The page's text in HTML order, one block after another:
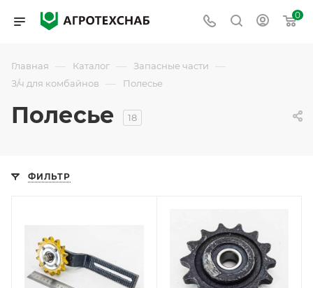
0
Главная — Каталог — Запасные части —
З/ч для комбайнов — Полесье
Полесье 18
ФИЛЬТР